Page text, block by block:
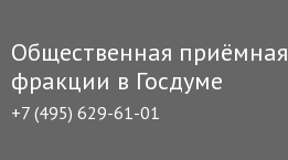
Общественная приёмная
фракции в Госдуме
+7 (495) 629-61-01